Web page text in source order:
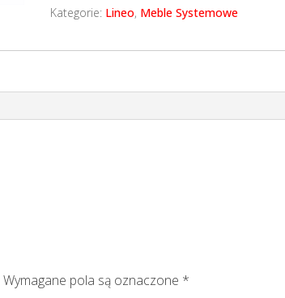
Kategorie: Lineo, Meble Systemowe
Wymagane pola są oznaczone *